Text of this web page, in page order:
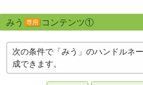
みう 専用 コンテンツ①
次の条件で「みう」のハンドルネ
成できます。